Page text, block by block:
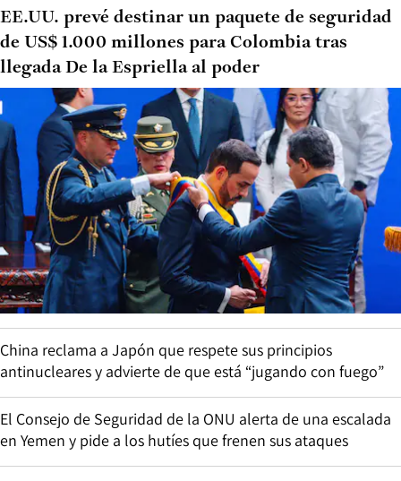
EE.UU. prevé destinar un paquete de seguridad
de US$ 1.000 millones para Colombia tras
llegada De la Espriella al poder
China reclama a Japón que respete sus principios
antinucleares y advierte de que está “jugando con fuego”
El Consejo de Seguridad de la ONU alerta de una escalada
en Yemen y pide a los hutíes que frenen sus ataques